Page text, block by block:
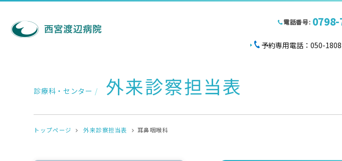
電話番号:
予約専用電話：050-
診療科・センター / 外来診察担当表
トップページ 外来診察担当表 耳鼻咽喉科